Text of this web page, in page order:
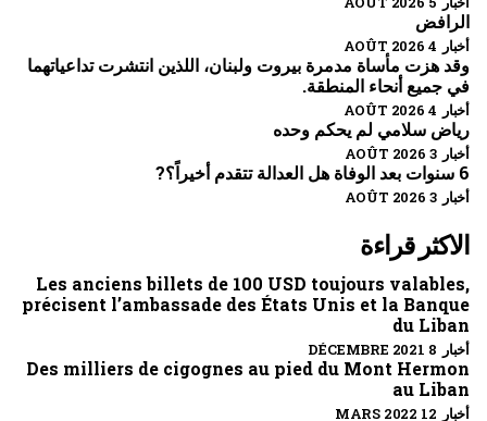
الرافض
أخبار 4 AOÛT 2026
وقد هزت مأساة مدمرة بيروت ولبنان، اللذين انتشرت تداعياتهما
في جميع أنحاء المنطقة.
أخبار 4 AOÛT 2026
رياض سلامي لم يحكم وحده
أخبار 3 AOÛT 2026
6 سنوات بعد الوفاة هل العدالة تتقدم أخيراً؟?
أخبار 3 AOÛT 2026
الاكثر قراءة
Les anciens billets de 100 USD toujours valables,
précisent l’ambassade des États Unis et la Banque
du Liban
أخبار 8 DÉCEMBRE 2021
Des milliers de cigognes au pied du Mont Hermon
au Liban
أخبار 12 MARS 2022